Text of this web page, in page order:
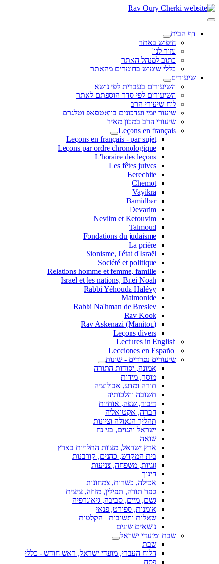
דף הבית
חיפוש באתר
עזור לנו!
כתוב למנהל האתר
כללי שימוש בחומרים מהאתר
שיעורים
השיעורים בעברית לפי נושא
השיעורים לפי סדר הוספתם לאתר
לוח שיעורי הרב
שיעור יומי ועדכונים בוואטסאפ וטלגרם
שיעורי הרב במכון מאיר
Leçons en français
Leçons en français - par sujet
Leçons par ordre chronologique
L'horaire des leçons
Les fêtes juives
Berechite
Chemot
Vayikra
Bamidbar
Devarim
Neviim et Ketouvim
Talmoud
Fondations du judaisme
La prière
Sionisme, l'état d'Israël
Société et politique
Relations homme et femme, famille
Israel et les nations, Bnei Noah
Rabbi Yéhouda Halévy
Maimonide
Rabbi Na'hman de Breslev
Rav Kook
(Rav Askenazi (Manitou
Leçons divers
Lectures in English
Lecciones en Español
שיעורים נפרדים - שונות
אמונה, יסודות התורה
מוסר, מידות
תורה ומדע, אבולוציה
תשובה והלכותיה
דיבור, שפה, אותיות
חברה, אקטואליה
תהליך הגאולה וציונות
ישראל והגוים, בני נח
שואה
ארץ ישראל, מצוות התלויות בארץ
בית המקדש, כהנים, קורבנות
זוגיות, משפחה, צניעות
חינוך
אכילה, כשרות, צמחונות
ספר תורה, תפילין, מזוזה, ציצית
גשם, מיים, סביבה, גיאוגרפיה
אומנות, ספורט, פנאי
שאלות ותשובות - הקלטות
נושאים שונים
שבת ומועדי ישראל
שבת
הלוח העברי, מועדי ישראל, ראש חודש - כללי
פסח